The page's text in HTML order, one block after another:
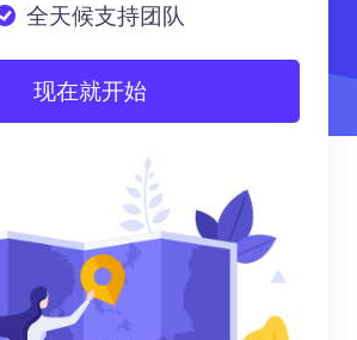
全天候支持团队
现在就开始